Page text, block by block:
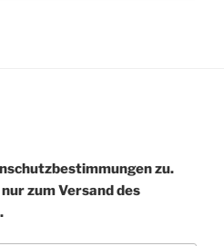
zu.
zum Versand des